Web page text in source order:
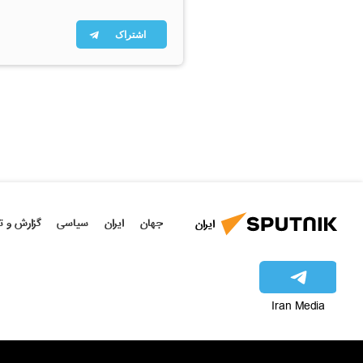
اشتراک
ایران جهان ایران سیاسی گزارش و
Iran Media